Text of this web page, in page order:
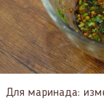
Для маринада: